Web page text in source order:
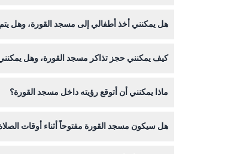
هل يمكنني أخذ أطفالي إلى مسجد القورة، وهل
كيف يمكنني حجز تذاكر مسجد القورة، وهل يمكنني
ماذا يمكنني أن أتوقع رؤيته داخل مسجد القورة؟
هل سيكون مسجد القورة مفتوحاً أثناء أوقات